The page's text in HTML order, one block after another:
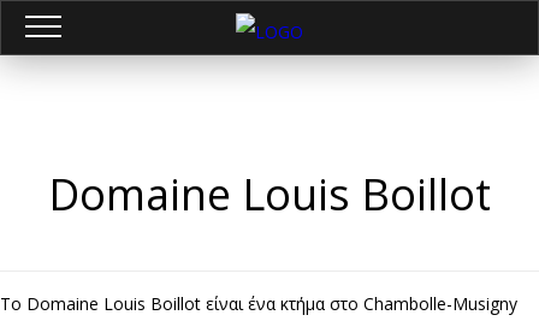
Domaine Louis Boillot
Το Domaine Louis Boillot είναι ένα κτήμα στο Chambolle-Musigny